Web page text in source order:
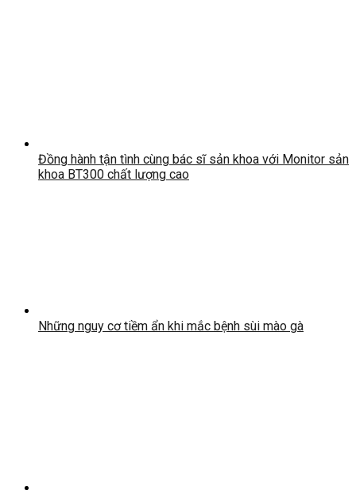
Đồng hành tận tình cùng bác sĩ sản khoa với Monitor sản
khoa BT300 chất lượng cao
Những nguy cơ tiềm ẩn khi mắc bệnh sùi mào gà